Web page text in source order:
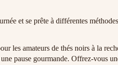
et se prête à différentes
les amateurs de thés noirs à la
pause gourmande. Offrez-vous